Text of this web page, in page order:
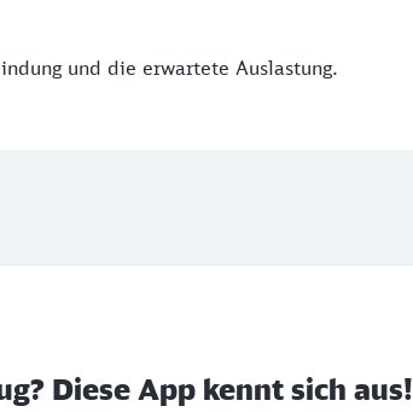
und die erwartete Auslastung.
Diese App kennt sich aus!